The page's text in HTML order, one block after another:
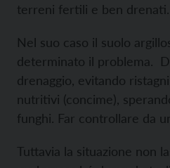
terreni fertili e ben drenati.
Nel suo caso il suolo
determinato il problema.
drenaggio, evitando
nutritivi (concime),
funghi. Far controllare da
Tuttavia la situazione non